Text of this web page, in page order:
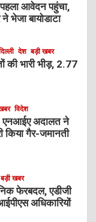
आवेदन पहुंचा,
भेजा बायोडाटा
देश बड़ी खबर
की भारी भीड़, 2.77
विदेश
एनआईए अदालत ने
किया गैर-जमानती
बड़ी खबर
फेरबदल, एडीजी
अधिकारियों